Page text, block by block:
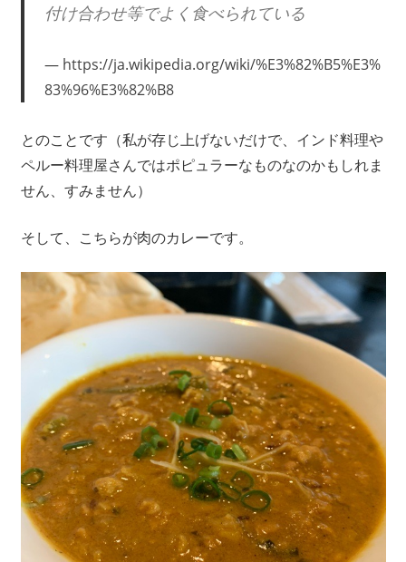
付け合わせ等でよく食べられている
https://ja.wikipedia.org/wiki/%E3%82%B5%E3%
83%96%E3%82%B8
とのことです（私が存じ上げないだけで、インド料理や
ペルー料理屋さんではポピュラーなものなのかもしれま
せん、すみません）
そして、こちらが肉のカレーです。